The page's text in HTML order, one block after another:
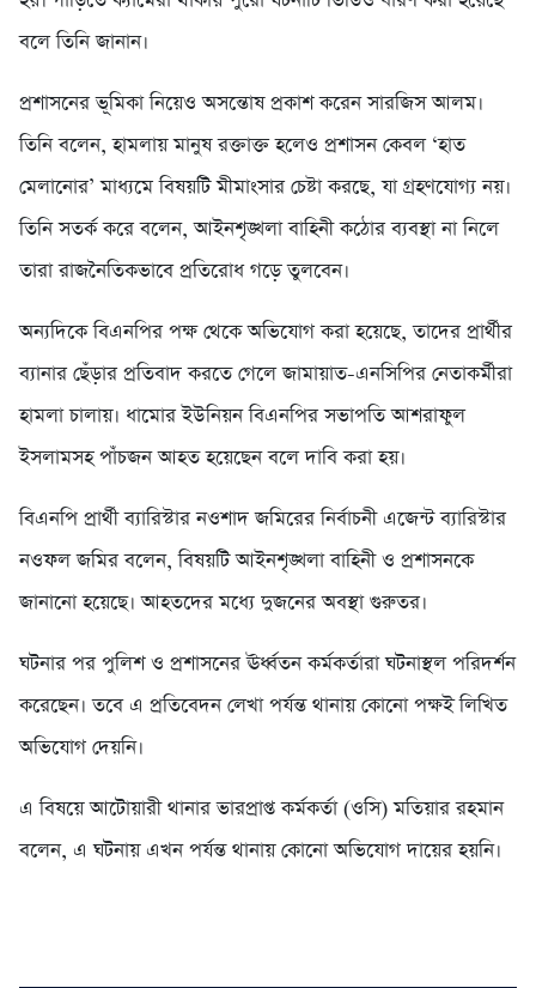
বলে তিনি জানান।
প্রশাসনের ভূমিকা নিয়েও অসন্তোষ প্রকাশ করেন সারজিস আলম।
তিনি বলেন, হামলায় মানুষ রক্তাক্ত হলেও প্রশাসন কেবল ‘হাত
মেলানোর’ মাধ্যমে বিষয়টি মীমাংসার চেষ্টা করছে, যা গ্রহণযোগ্য নয়।
তিনি সতর্ক করে বলেন, আইনশৃঙ্খলা বাহিনী কঠোর ব্যবস্থা না নিলে
তারা রাজনৈতিকভাবে প্রতিরোধ গড়ে তুলবেন।
অন্যদিকে বিএনপির পক্ষ থেকে অভিযোগ করা হয়েছে, তাদের প্রার্থীর
ব্যানার ছেঁড়ার প্রতিবাদ করতে গেলে জামায়াত-এনসিপির নেতাকর্মীরা
হামলা চালায়। ধামোর ইউনিয়ন বিএনপির সভাপতি আশরাফুল
ইসলামসহ পাঁচজন আহত হয়েছেন বলে দাবি করা হয়।
বিএনপি প্রার্থী ব্যারিস্টার নওশাদ জমিরের নির্বাচনী এজেন্ট ব্যারিস্টার
নওফল জমির বলেন, বিষয়টি আইনশৃঙ্খলা বাহিনী ও প্রশাসনকে
জানানো হয়েছে। আহতদের মধ্যে দুজনের অবস্থা গুরুতর।
ঘটনার পর পুলিশ ও প্রশাসনের ঊর্ধ্বতন কর্মকর্তারা ঘটনাস্থল পরিদর্শন
করেছেন। তবে এ প্রতিবেদন লেখা পর্যন্ত থানায় কোনো পক্ষই লিখিত
অভিযোগ দেয়নি।
এ বিষয়ে আটোয়ারী থানার ভারপ্রাপ্ত কর্মকর্তা (ওসি) মতিয়ার রহমান
বলেন, এ ঘটনায় এখন পর্যন্ত থানায় কোনো অভিযোগ দায়ের হয়নি।